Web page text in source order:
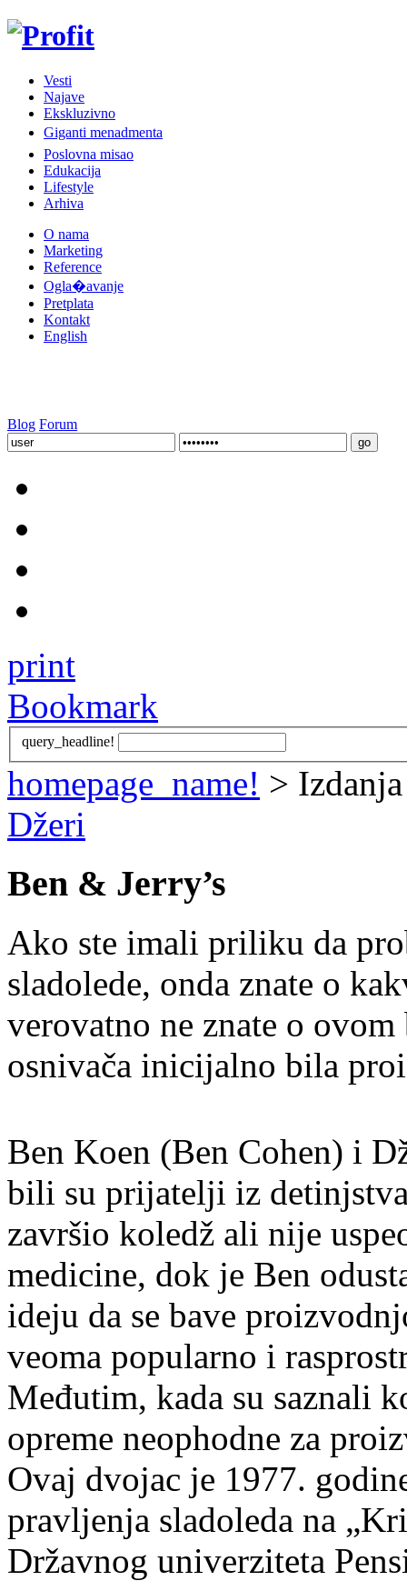
Vesti
Najave
Ekskluzivno
Giganti menadmenta
Poslovna misao
Edukacija
Lifestyle
Arhiva
O nama
Marketing
Reference
Ogla�avanje
Pretplata
Kontakt
English
Blog Forum
print
Bookmark
query_headline!
homepage_name! >
Džeri
Ben & Jerry’s
Ako ste imali priliku da
sladolede, onda znate o
verovatno ne znate o
osnivača inicijalno bila
Ben Koen (Ben Cohen) i
bili su prijatelji iz
završio koledž ali nije
medicine, dok je Ben
ideju da se bave
veoma popularno i
Međutim, kada su saznali
opreme neophodne za
Ovaj dvojac je 1977.
pravljenja sladoleda na
Državnog univerziteta